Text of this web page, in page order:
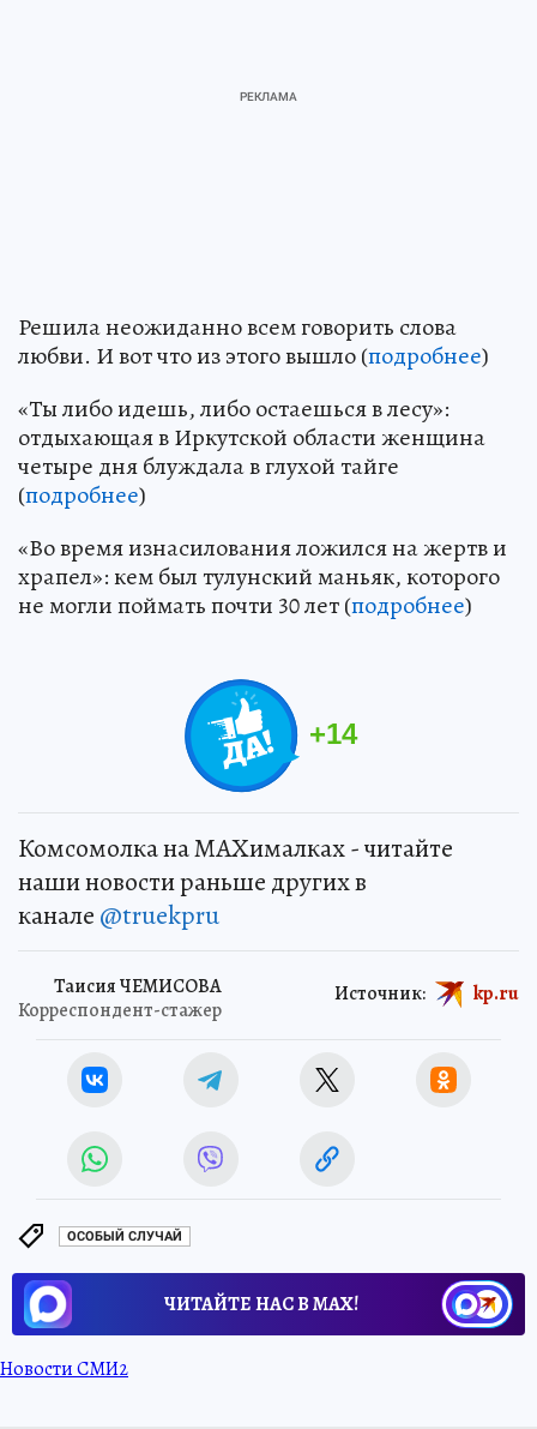
Решила неожиданно всем говорить слова
любви. И вот что из этого вышло (подробнее)
«Ты либо идешь, либо остаешься в лесу»:
отдыхающая в Иркутской области женщина
четыре дня блуждала в глухой тайге
(подробнее)
«Во время изнасилования ложился на жертв и
храпел»: кем был тулунский маньяк, которого
не могли поймать почти 30 лет (подробнее)
+14
Комсомолка на MAXималках - читайте
наши новости раньше других в
канале @truekpru
Таисия ЧЕМИСОВА
Корреспондент-стажер
Источник: kp.ru
ОСОБЫЙ СЛУЧАЙ
ЧИТАЙТЕ НАС В МАХ!
Новости СМИ2